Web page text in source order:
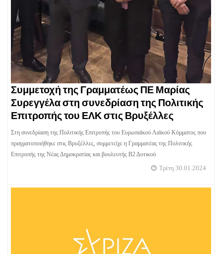
Συμμετοχή της Γραμματέως ΠΕ Μαρίας
Συρεγγέλα στη συνεδρίαση της Πολιτικής
Επιτροπής του ΕΛΚ στις Βρυξέλλες
Στη συνεδρίαση της Πολιτικής Επιτροπής του Ευρωπαϊκού Λαϊκού Κόμματος που
πραγματοποιήθηκε στις Βρυξέλλες, συμμετείχε η Γραμματέας της Πολιτικής
Επιτροπής της Νέας Δημοκρατίας και βουλευτής Β2 Δυτικού
Τρίτη 30.01.2024